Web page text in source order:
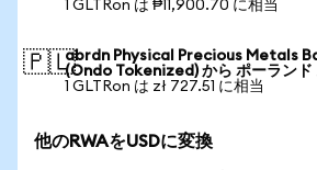
1 GLTRon は ₱11,900.70 に相当
🇵🇱abrdn Physical Precious Metals
(Ondo Tokenized) から ポーランド
1 GLTRon は zł 727.51 に相当
他のRWAをUSDに変換